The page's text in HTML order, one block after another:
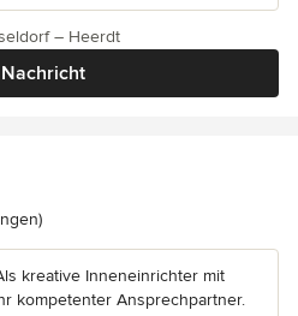
Nachricht
– Heerdt
5 von 5 Sternen
kreative Inneneinrichter mit
kompetenter Ansprechpartner.